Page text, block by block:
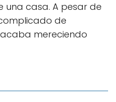
una casa. A pesar de
de
mereciendo